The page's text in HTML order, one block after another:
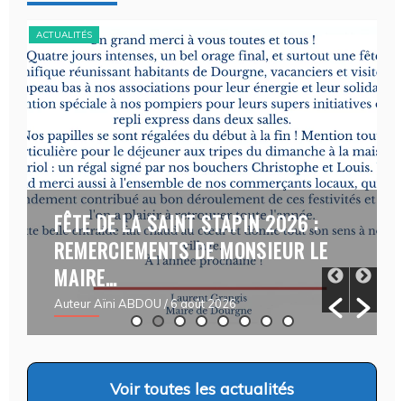
ACTUALITÉS
FÊTE DE LA SAINT STAPIN 2026 :
REMERCIEMENTS DE MONSIEUR LE
MAIRE…
Auteur Aïni ABDOU / 6 août 2026
Voirtoutes les actualités